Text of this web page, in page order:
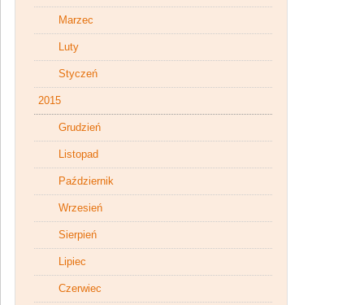
Marzec
Luty
Styczeń
2015
Grudzień
Listopad
Październik
Wrzesień
Sierpień
Lipiec
Czerwiec